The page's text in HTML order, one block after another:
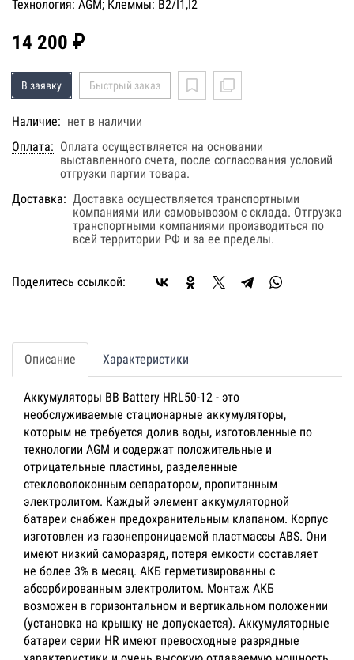
Технология: AGM; Клеммы: B2/I1,I2
14 200 ₽
В заявку Быстрый заказ
Наличие: нет в наличии
Оплата: Оплата осуществляется на основании
выставленного счета, после согласования условий
отгрузки партии товара.
Доставка: Доставка осуществляется транспортными
компаниями или самовывозом с склада. Отгрузка
транспортными компаниями производиться по
всей территории РФ и за ее пределы.
Поделитесь ссылкой:
Описание Характеристики
Аккумуляторы BB Battery HRL50-12 - это
необслуживаемые стационарные аккумуляторы,
которым не требуется долив воды, изготовленные по
технологии AGM и содержат положительные и
отрицательные пластины, разделенные
стекловолоконным сепаратором, пропитанным
электролитом. Каждый элемент аккумуляторной
батареи снабжен предохранительным клапаном. Корпус
изготовлен из газонепроницаемой пластмассы ABS. Они
имеют низкий саморазряд, потеря емкости составляет
не более 3% в месяц. АКБ герметизированны с
абсорбированным электролитом. Монтаж АКБ
возможен в горизонтальном и вертикальном положении
(установка на крышку не допускается). Аккумуляторные
батареи серии HR имеют превосходные разрядные